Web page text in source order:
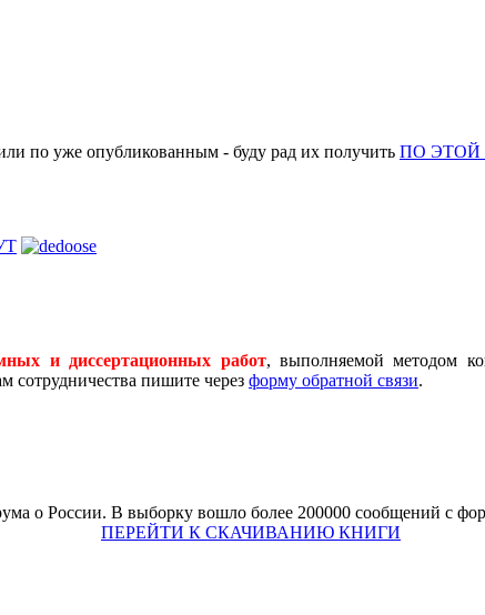
по уже опубликованным - буду рад их получить ПО ЭТОЙ
и диссертационных работ, выполняемой методом
сотрудничества пишите через форму обратной связи.
о России. В выборку вошло более 200000 сообщений с
ПЕРЕЙТИ К СКАЧИВАНИЮ КНИГИ